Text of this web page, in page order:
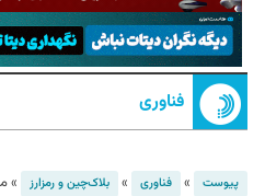
فناوری
پیوست » فناوری » بلاک‌چین و رمزارز »